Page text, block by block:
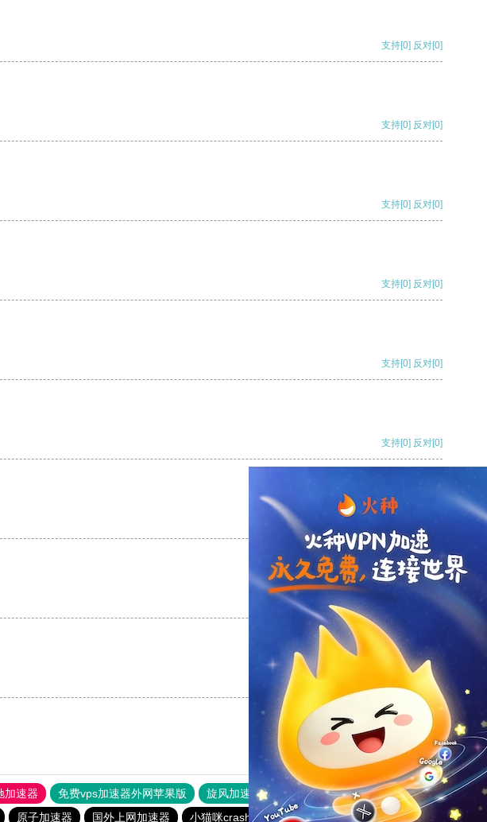
支持[0] 反对[0]
支持[0] 反对[0]
支持[0] 反对[0]
支持[0] 反对[0]
支持[0] 反对[0]
支持[0] 反对[0]
反对
反对[0]
加速器 免费vps加速器外网苹果版 旋风加速度器 快连加速器
原子加速器
原子加速器 国外上网加速器 小猫咪crash加速器 快喵vpv加速器 outline